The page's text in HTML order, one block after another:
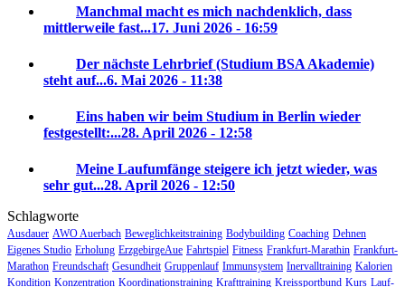
Manchmal macht es mich nachdenklich, dass
mittlerweile fast...17. Juni 2026 - 16:59
Der nächste Lehrbrief (Studium BSA Akademie)
steht auf...6. Mai 2026 - 11:38
Eins haben wir beim Studium in Berlin wieder
festgestellt:...28. April 2026 - 12:58
Meine Laufumfänge steigere ich jetzt wieder, was
sehr gut...28. April 2026 - 12:50
Schlagworte
Ausdauer AWO Auerbach Beweglichkeitstraining Bodybuilding Coaching Dehnen
Eigenes Studio Erholung ErzgebirgeAue Fahrtspiel Fitness Frankfurt-Marathin Frankfurt-
Marathon Freundschaft Gesundheit Gruppenlauf Immunsystem Inervalltraining Kalorien
Kondition Konzentration Koordinationstraining Krafttraining Kreissportbund Kurs Lauf-